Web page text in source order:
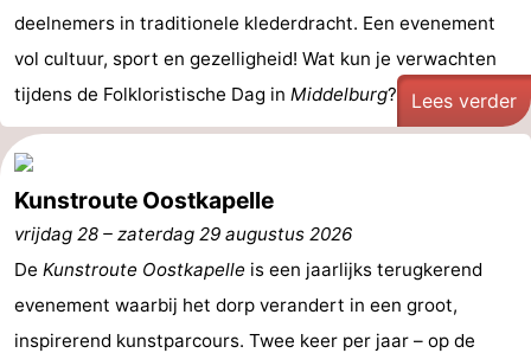
deelnemers in traditionele klederdracht. Een evenement
vol cultuur, sport en gezelligheid! Wat kun je verwachten
tijdens de Folkloristische Dag in Middelburg? - ...Lees verder
Kunstroute Oostkapelle
vrijdag 28 – zaterdag 29 augustus 2026
De Kunstroute Oostkapelle is een jaarlijks terugkerend
evenement waarbij het dorp verandert in een groot,
inspirerend kunstparcours. Twee keer per jaar – op de